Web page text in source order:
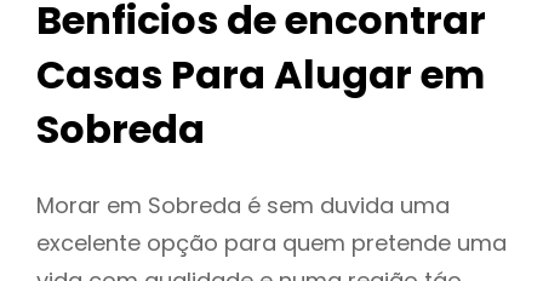
Benficios de encontrar
Casas Para Alugar em
Sobreda
Morar em Sobreda é sem duvida uma
excelente opção para quem pretende uma